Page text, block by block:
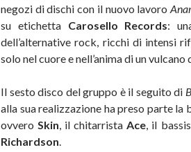
negozi di dischi con il nuovo lavoro
su etichetta Carosello Records:
dell’alternative rock, ricchi di intensi
solo nel cuore e nell’anima di un
Il sesto disco del gruppo è il seguito di
alla sua realizzazione ha preso parte la
ovveroSkin, il chitarristaAce, il
Richardson.